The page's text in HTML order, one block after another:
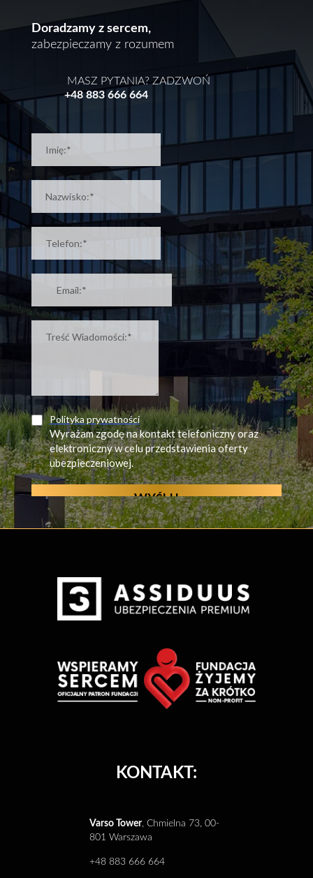
Doradzamy z sercem,
zabezpieczamy z rozumem
MASZ PYTANIA? ZADZWOŃ
+48 883 666 664
KONTAKT:
Varso Tower, Chmielna 73, 00-
801 Warszawa
+48 883 666 664